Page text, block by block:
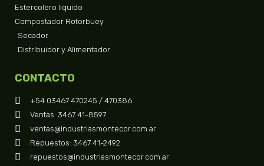
Estercolero liquído
Compostador Rotorbuey
Secador
Distribuidor y Alimentador
CONTACTO
+54 03467 470245 / 470386
Ventas: 3467 41-8597
ventas@industriasmontecor.com.ar
Repuestos: 3467 41-2492
repuestos@industriasmontecor.com.ar